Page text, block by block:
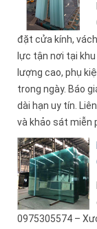
đặt cửa kính,
lực tận nơi tại
lượng cao, phụ
trong ngày. Báo
dài hạn uy tín.
và khảo sát miễn
0975305574 –